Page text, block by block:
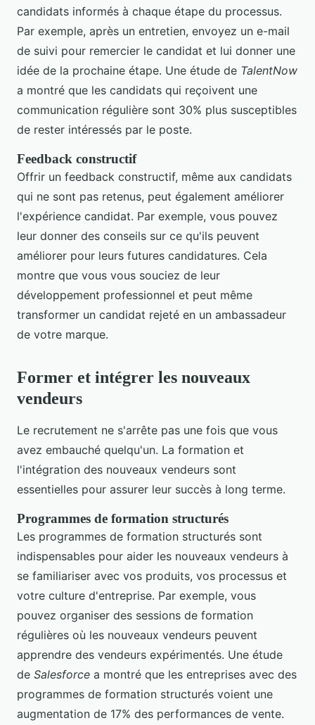
candidats informés à chaque étape du processus.
Par exemple, après un entretien, envoyez un e-mail
de suivi pour remercier le candidat et lui donner une
idée de la prochaine étape. Une étude de TalentNow
a montré que les candidats qui reçoivent une
communication régulière sont 30% plus susceptibles
de rester intéressés par le poste.
Feedback constructif
Offrir un feedback constructif, même aux candidats
qui ne sont pas retenus, peut également améliorer
l'expérience candidat. Par exemple, vous pouvez
leur donner des conseils sur ce qu'ils peuvent
améliorer pour leurs futures candidatures. Cela
montre que vous vous souciez de leur
développement professionnel et peut même
transformer un candidat rejeté en un ambassadeur
de votre marque.
Former et intégrer les nouveaux
vendeurs
Le recrutement ne s'arrête pas une fois que vous
avez embauché quelqu'un. La formation et
l'intégration des nouveaux vendeurs sont
essentielles pour assurer leur succès à long terme.
Programmes de formation structurés
Les programmes de formation structurés sont
indispensables pour aider les nouveaux vendeurs à
se familiariser avec vos produits, vos processus et
votre culture d'entreprise. Par exemple, vous
pouvez organiser des sessions de formation
régulières où les nouveaux vendeurs peuvent
apprendre des vendeurs expérimentés. Une étude
de Salesforce a montré que les entreprises avec des
programmes de formation structurés voient une
augmentation de 17% des performances de vente.